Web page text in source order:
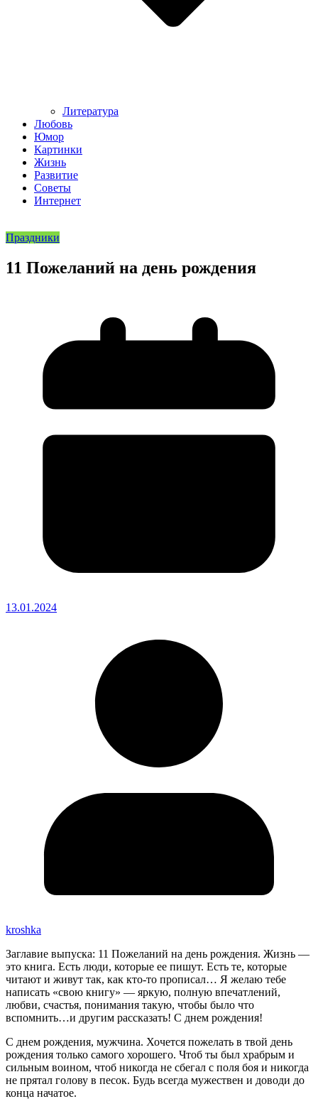
Литература
Любовь
Юмор
Картинки
Жизнь
Развитие
Советы
Интернет
Праздники
11 Пожеланий на день рождения
13.01.2024
kroshka
Заглавие выпуска: 11 Пожеланий на день рождения. Жизнь —
это книга. Есть люди, которые ее пишут. Есть те, которые
читают и живут так, как кто-то прописал… Я желаю тебе
написать «свою книгу» — яркую, полную впечатлений,
любви, счастья, понимания такую, чтобы было что
вспомнить…и другим рассказать! С днем рождения!
С днем рождения, мужчина. Хочется пожелать в твой день
рождения только самого хорошего. Чтоб ты был храбрым и
сильным воином, чтоб никогда не сбегал с поля боя и никогда
не прятал голову в песок. Будь всегда мужествен и доводи до
конца начатое.